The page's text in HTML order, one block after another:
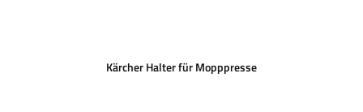
Kärcher Halter für Mopppresse